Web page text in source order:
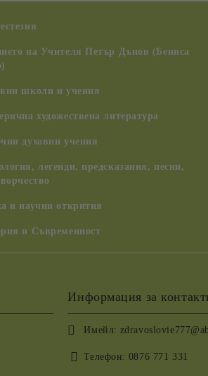
на Учителя Петър Дънов (Беинса
школи и учения
художествена литература
духовни учения
легенди, предсказания, песни,
и научни открития
и Съвременност
Информация за
Имейл:
Телефон: 0876 771 331